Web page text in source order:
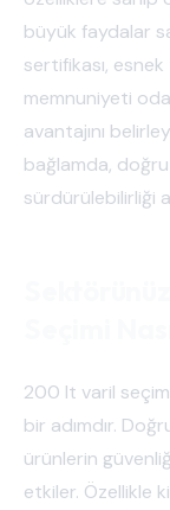
büyük faydalar
sertifikası,
memnuniyeti
avantajını
bağlamda, doğru
sürdürülebilirliği
200 lt varil
bir adımdır.
ürünlerin
etkiler. Özellikle